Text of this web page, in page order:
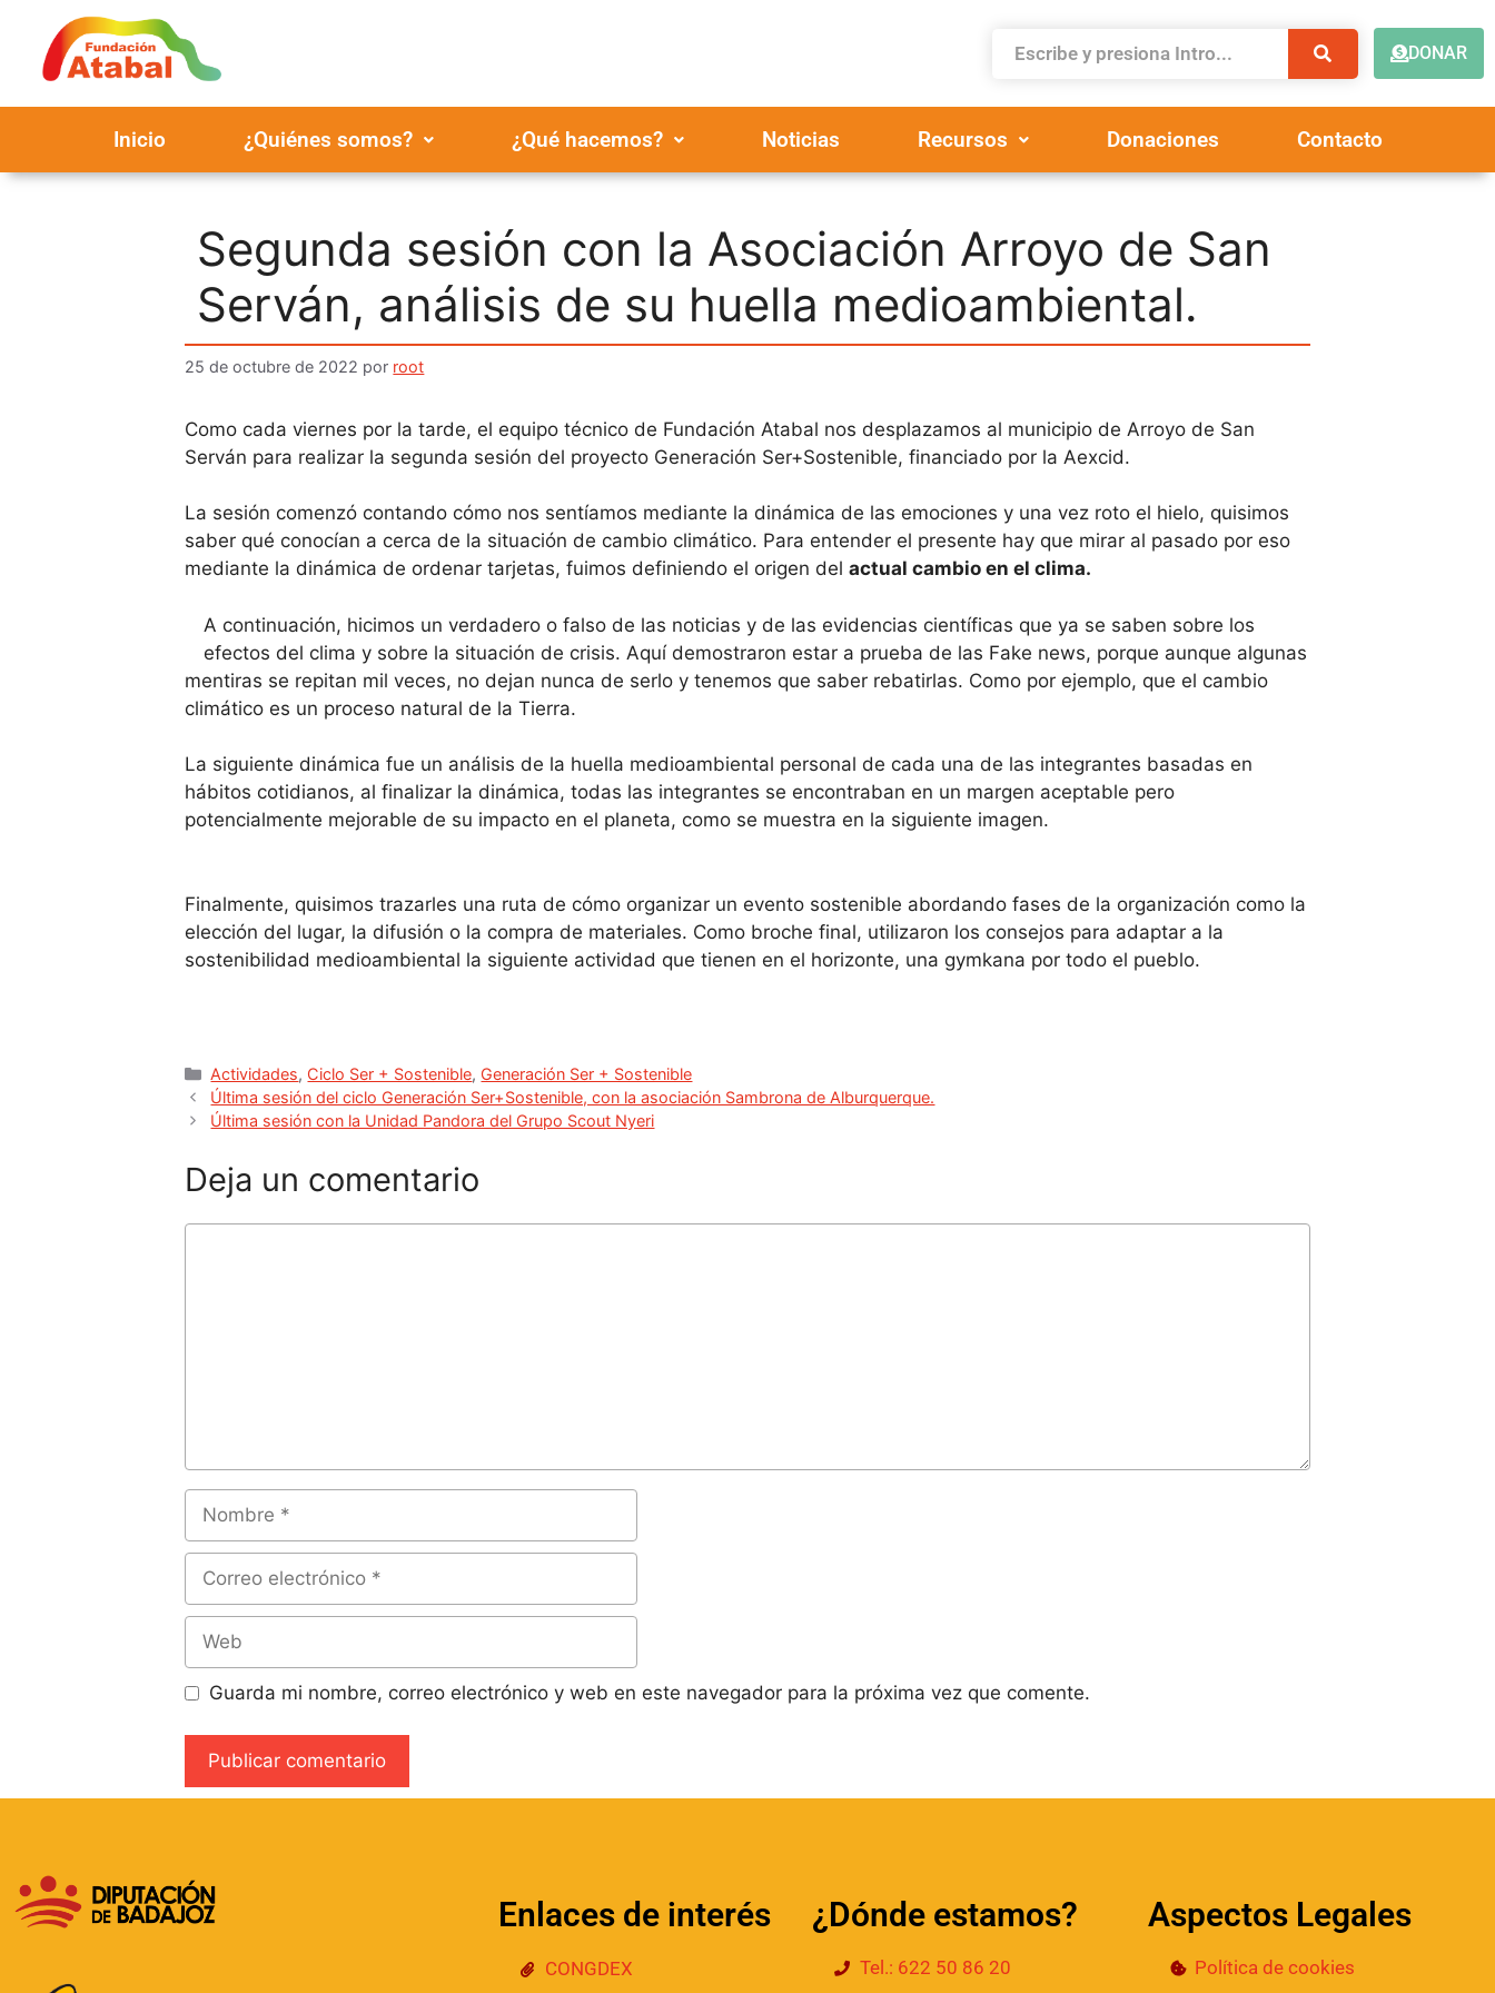
DONAR
Inicio ¿Quiénes somos? ¿Qué hacemos? Noticias Recursos Donaciones Contacto
Segunda sesión con la Asociación Arroyo de San
Serván, análisis de su huella medioambiental.
25 de octubre de 2022 por root
Como cada viernes por la tarde, el equipo técnico de Fundación Atabal nos desplazamos al municipio de Arroyo de San
Serván para realizar la segunda sesión del proyecto Generación Ser+Sostenible, financiado por la Aexcid.
La sesión comenzó contando cómo nos sentíamos mediante la dinámica de las emociones y una vez roto el hielo, quisimos
saber qué conocían a cerca de la situación de cambio climático. Para entender el presente hay que mirar al pasado por eso
mediante la dinámica de ordenar tarjetas, fuimos definiendo el origen delactual cambio en el clima.
A continuación, hicimos un verdadero o falso de las noticias y de las evidencias científicas que ya se saben sobre los
efectos del clima y sobre la situación de crisis. Aquí demostraron estar a prueba de las Fake news, porque aunque algunas
mentiras se repitan mil veces, no dejan nunca de serlo y tenemos que saber rebatirlas. Como por ejemplo, que el cambio
climático es un proceso natural de la Tierra.
La siguiente dinámica fue un análisis de la huella medioambiental personal de cada una de las integrantes basadas en
hábitos cotidianos, al finalizar la dinámica, todas las integrantes se encontraban en un margen aceptable pero
potencialmente mejorable de su impacto en el planeta, como se muestra en la siguiente imagen.
Finalmente, quisimos trazarles una ruta de cómo organizar un evento sostenible abordando fases de la organización como la
elección del lugar, la difusión o la compra de materiales. Como broche final, utilizaron los consejos para adaptar a la
sostenibilidad medioambiental la siguiente actividad que tienen en el horizonte, una gymkana por todo el pueblo.
Actividades, Ciclo Ser + Sostenible, Generación Ser + Sostenible
Última sesión del ciclo Generación Ser+Sostenible, con la asociación Sambrona de Alburquerque.
Última sesión con la Unidad Pandora del Grupo Scout Nyeri
Deja un comentario
Guarda mi nombre, correo electrónico y web en este navegador para la próxima vez que comente.
e
r
Enlaces de interés
CONGDEX
¿Dónde estamos?
Tel.: 622 50 86 20
Aspectos Legales
Política de cookies